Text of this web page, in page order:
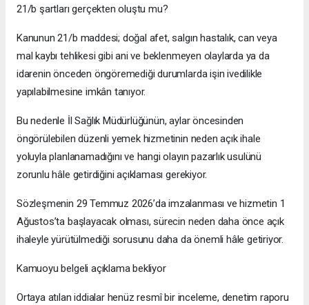
21/b şartları gerçekten oluştu mu?
Kanunun 21/b maddesi; doğal afet, salgın hastalık, can veya
mal kaybı tehlikesi gibi ani ve beklenmeyen olaylarda ya da
idarenin önceden öngöremediği durumlarda işin ivedilikle
yapılabilmesine imkân tanıyor.
Bu nedenle İl Sağlık Müdürlüğünün, aylar öncesinden
öngörülebilen düzenli yemek hizmetinin neden açık ihale
yoluyla planlanamadığını ve hangi olayın pazarlık usulünü
zorunlu hâle getirdiğini açıklaması gerekiyor.
Sözleşmenin 29 Temmuz 2026’da imzalanması ve hizmetin 1
Ağustos’ta başlayacak olması, sürecin neden daha önce açık
ihaleyle yürütülmediği sorusunu daha da önemli hâle getiriyor.
Kamuoyu belgeli açıklama bekliyor
Ortaya atılan iddialar henüz resmî bir inceleme, denetim raporu